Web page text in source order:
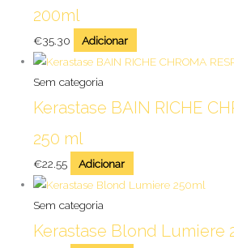
200ml
€35.30 Adicionar
Sem categoria
Kerastase BAIN RICHE
250 ml
€22.55 Adicionar
Sem categoria
Kerastase Blond Lumiere